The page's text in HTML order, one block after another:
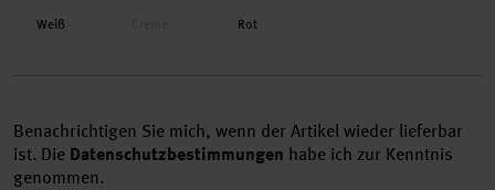
Weiß Rot
Benachrichtigen Sie mich, wenn der Artikel wieder lieferbar
ist. Die Datenschutzbestimmungen habe ich zur Kenntnis
genommen.